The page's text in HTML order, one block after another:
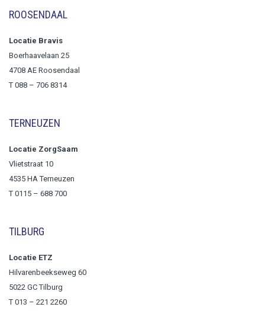
ROOSENDAAL
Locatie Bravis
Boerhaavelaan 25
4708 AE Roosendaal
T 088 – 706 8314
TERNEUZEN
Locatie ZorgSaam
Vlietstraat 10
4535 HA Terneuzen
T 0115 – 688 700
TILBURG
Locatie ETZ
Hilvarenbeekseweg 60
5022 GC Tilburg
T 013 – 221 2260